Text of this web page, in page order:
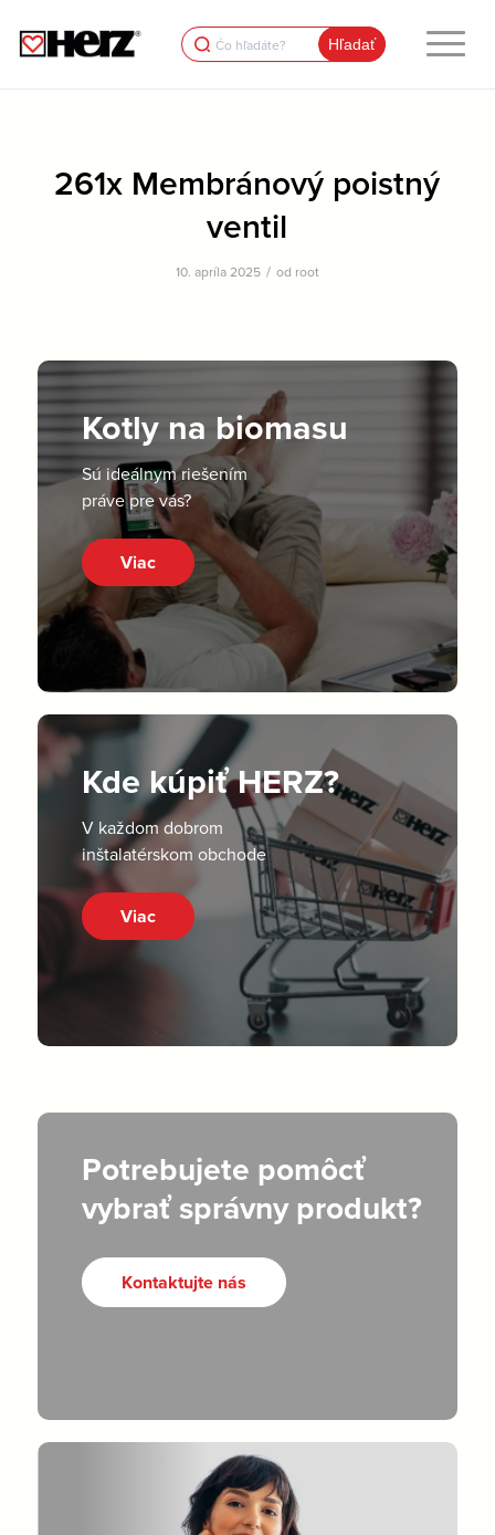
Search
for:
261x Membránový poistný
ventil
10. apríla 2025 / od root
Kotly na biomasu
Sú ideálnym riešením
práve pre vás?
Viac
Kde kúpiť HERZ?
V každom dobrom
inštalatérskom obchode
Viac
Potrebujete pomôcť
vybrať správny produkt?
Kontaktujte nás